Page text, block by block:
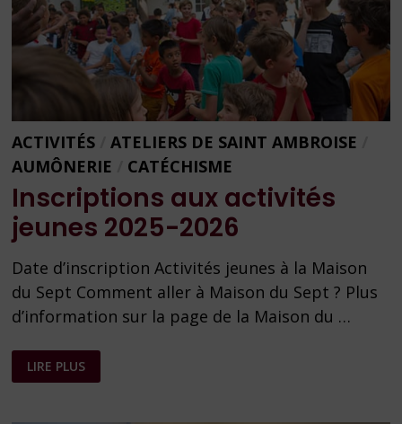
ACTIVITÉS /ATELIERS DE SAINT AMBROISE
AUMÔNERIE
CATÉCHISME
Inscriptions aux activités
jeunes 2025-2026
Date d’inscription Activités jeunes à la Maison
du Sept Comment aller à Maison du Sept ? Plus
d’information sur la page de la Maison du …
INSCRIPTIONS
AUX
ACTIVITÉS
LIRE PLUS